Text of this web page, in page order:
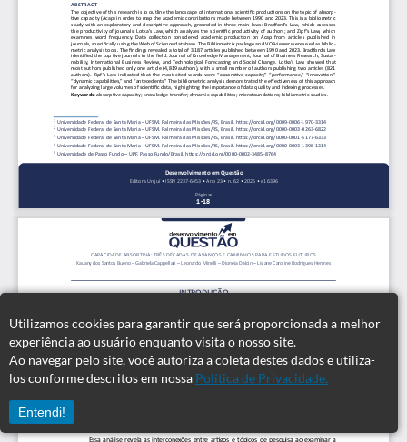
Utilizamos cookies para garantir que será proporcionada a melhor
experiência ao usuário enquanto visita o nosso site.
Ao navegar pelo site, você autoriza a coleta destes dados e utiliza-
los conforme descritos em nossa Política de Privacidade.
Entendi!